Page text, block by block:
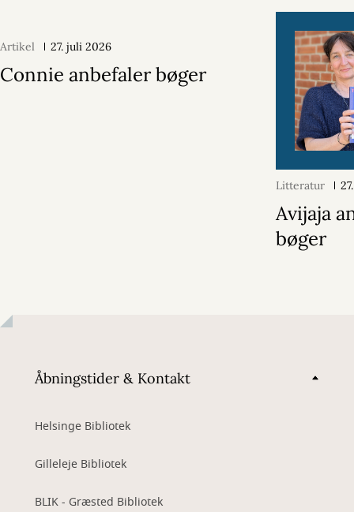
Artikel 27. juli 2026
Connie anbefaler bøger
Litteratur
Avijaja
bøger
Åbningstider & Kontakt
Helsinge Bibliotek
Gilleleje Bibliotek
BLIK - Græsted Bibliotek